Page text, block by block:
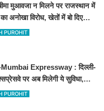
मुआवजा न मिलने पर राजस्थान में
अनोखा विरोध, खेतों में बो दिए
रुपए के नोट, वीडियो वायरल
PUROHIT
Expressway : दिल्ली-
पर अब मिलेगी ये सुविधा,
सर्विस से तुरंत घायल पहुंचेगा
PUROHIT